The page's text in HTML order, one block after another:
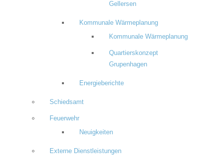
Gellersen
Kommunale Wärmeplanung
Kommunale Wärmeplanung
Quartierskonzept
Grupenhagen
Energieberichte
Schiedsamt
Feuerwehr
Neuigkeiten
Externe Dienstleistungen